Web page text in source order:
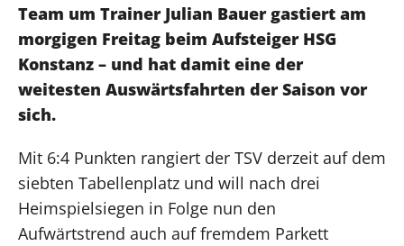
Team um Trainer Julian Bauer gastiert am
morgigen Freitag beim Aufsteiger HSG
Konstanz – und hat damit eine der
weitesten Auswärtsfahrten der Saison vor
sich.
Mit 6:4 Punkten rangiert der TSV derzeit auf dem
siebten Tabellenplatz und will nach drei
Heimspielsiegen in Folge nun den
Aufwärtstrend auch auf fremdem Parkett